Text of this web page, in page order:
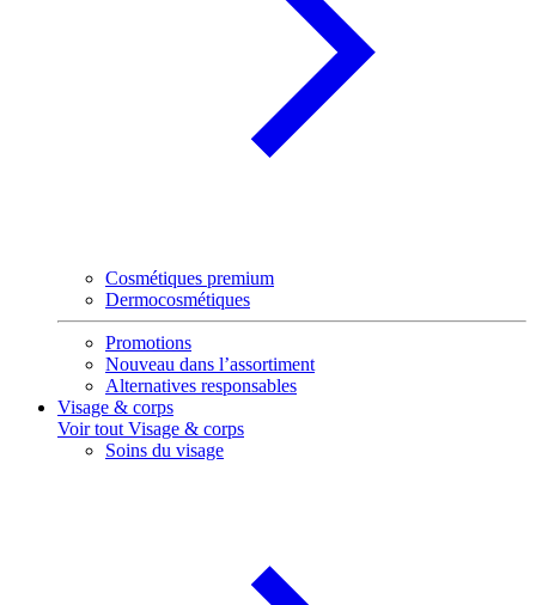
Cosmétiques premium
Dermocosmétiques
Promotions
Nouveau dans l’assortiment
Alternatives responsables
Visage & corps
Voir tout Visage & corps
Soins du visage